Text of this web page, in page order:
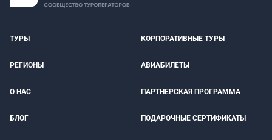
ТУРЫ КОРПОРАТИВНЫЕ ТУРЫ
РЕГИОНЫ АВИАБИЛЕТЫ
О НАС ПАРТНЕРСКАЯ ПРОГРАММА
БЛОГ ПОДАРОЧНЫЕ СЕРТИФИКАТЫ